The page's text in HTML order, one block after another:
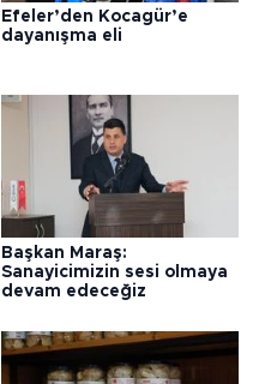
Efeler’den Kocagür’e
dayanışma eli
Başkan Maraş:
Sanayicimizin sesi olmaya
devam edeceğiz